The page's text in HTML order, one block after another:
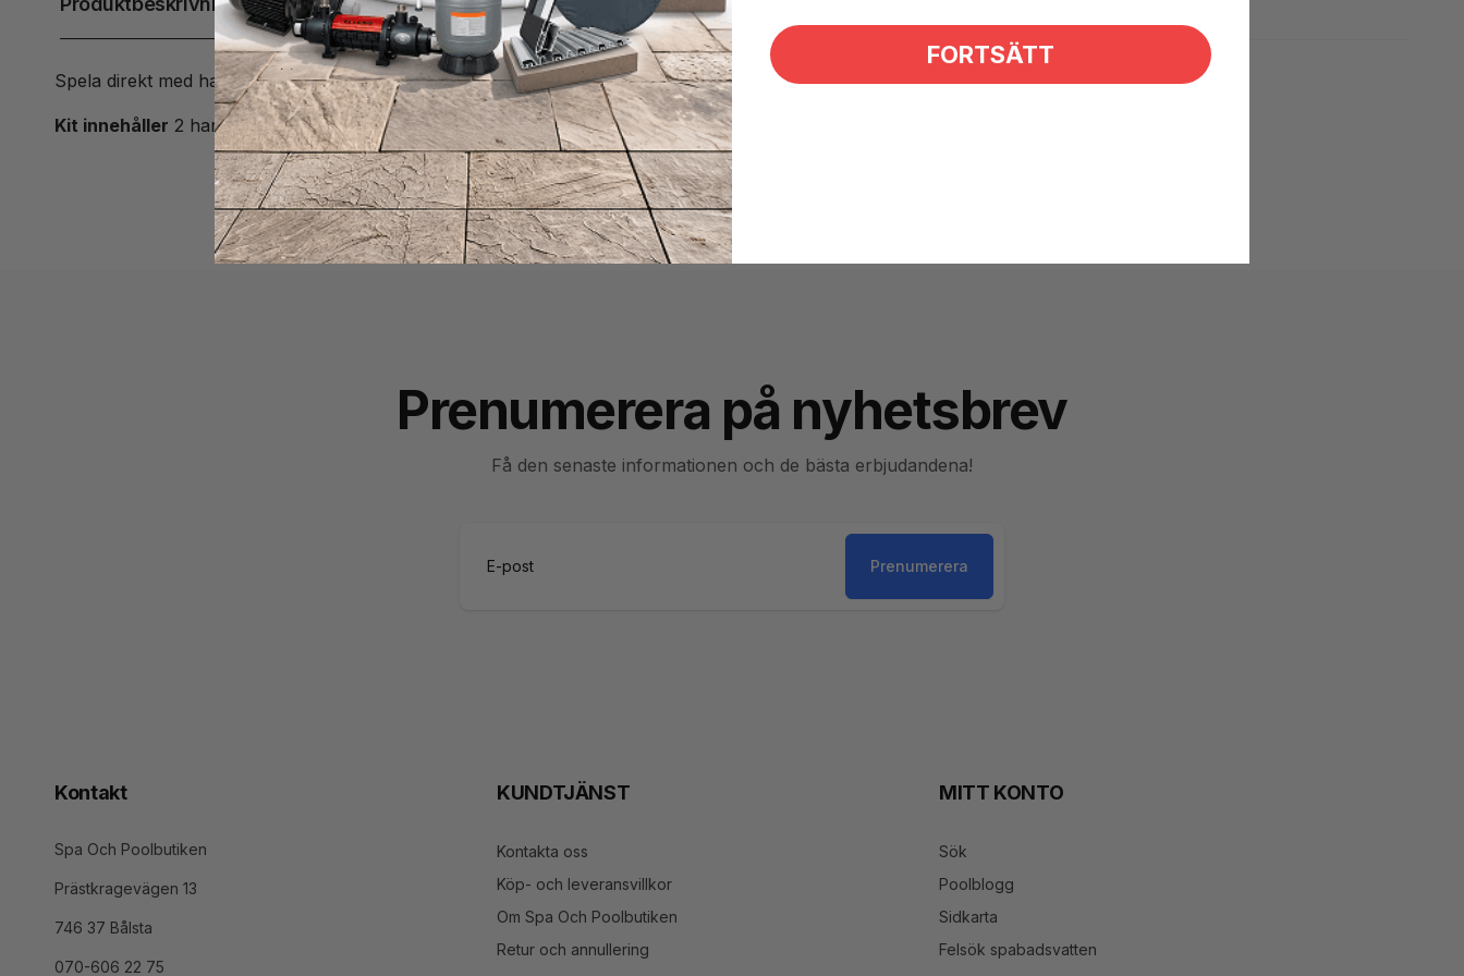
Spela direkt med handen, bollen sitter fast i handsken
Kit innehåller 2 handskar och 1 boll
Prenumerera på nyhetsbrev
Få den senaste informationen och de bästa erbjudandena!
Prenumerera
Kontakt
Spa Och Poolbutiken
Prästkragevägen 13
746 37 Bålsta
070-606 22 75
KUNDTJÄNST
Kontakta oss
Köp- och leveransvillkor
Om Spa Och Poolbutiken
Retur och annullering
MITT KONTO
Sök
Poolblogg
Sidkarta
Felsök spabadsvatten
FORTSÄTT